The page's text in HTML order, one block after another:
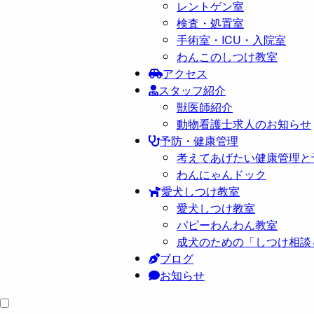
レントゲン室
検査・処置室
手術室・ICU・入院室
わんこのしつけ教室
アクセス
スタッフ紹介
獣医師紹介
動物看護士求人のお知らせ
予防・健康管理
考えてあげたい健康管理
わんにゃんドック
愛犬しつけ教室
愛犬しつけ教室
パピーわんわん教室
成犬のための「しつけ相談
ブログ
お知らせ